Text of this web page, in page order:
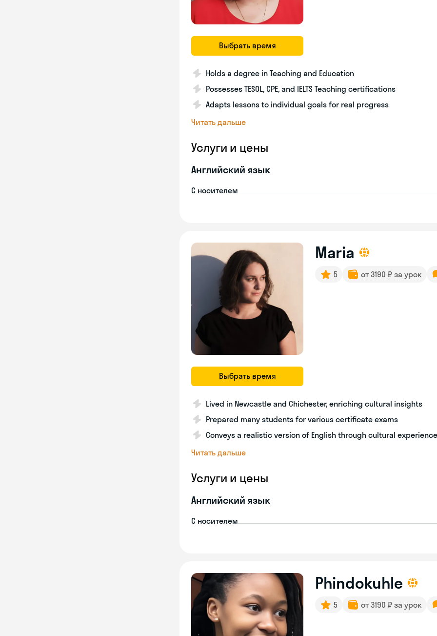
Выбрать время
Holds a degree in Teaching and Education
Possesses TESOL, CPE, and IELTS Teaching certifications
Adapts lessons to individual goals for real progress
Читать дальше
Услуги и цены
Английский язык
С носителем
Выбрать время
Maria
5 от 3190 ₽ за урок
Lived in Newcastle and Chichester, enriching cultural insights
Prepared many students for various certificate exams
Conveys a realistic version of English through cultural
Читать дальше
Услуги и цены
Английский язык
С носителем
Phindokuhle
5 от 3190 ₽ за урок